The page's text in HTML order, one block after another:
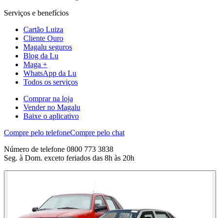
Serviços e benefícios
Cartão Luiza
Cliente Ouro
Magalu seguros
Blog da Lu
Maga +
WhatsApp da Lu
Todos os serviços
Comprar na loja
Vender no Magalu
Baixe o aplicativo
Compre pelo telefoneCompre pelo chat
Número de telefone 0800 773 3838
Seg. à Dom. exceto feriados das 8h às 20h